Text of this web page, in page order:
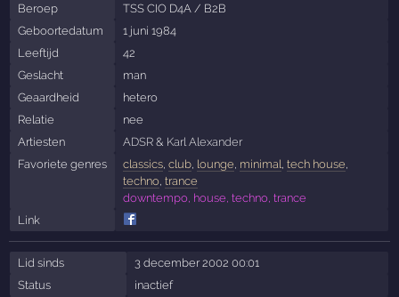
Beroep
TSS CIO D4A / B2B
Geboortedatum
1 juni 1984
Leeftijd
42
Geslacht
man
Geaardheid
hetero
Relatie
nee
Artiesten
ADSR& Karl Alexander
Favoriete genres
classics, club, lounge minimal tech house
techno, trance
downtempo, house, techno, trance
Link
Lid sinds
3 december 2002 00:01
Status
inactief